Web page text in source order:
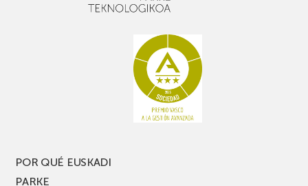
PARKEA
MUSIK
POR QUÉ EUSKADI
PARKE